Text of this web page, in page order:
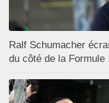
Ralf Schumacher
du côté de la Formule